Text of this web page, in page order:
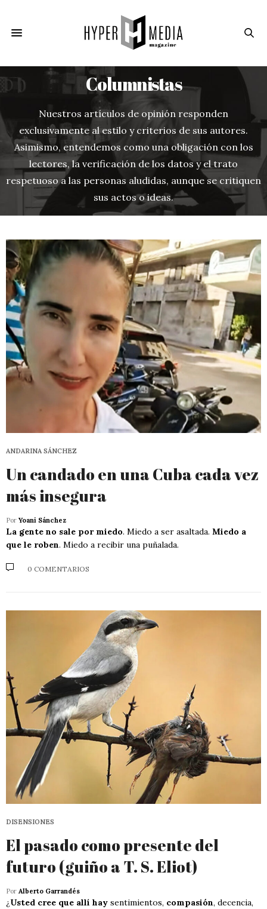
Columnistas
Nuestros artículos de opinión responden
exclusivamente al estilo y criterios de sus autores.
Asimismo, entendemos como una obligación con los
lectores, la verificación de los datos y el trato
respetuoso a las personas aludidas, aunque se critiquen
sus actos o ideas.
ANDARINA SÁNCHEZ
Un candado en una Cuba cada vez
más insegura
Por Yoani Sánchez
La gente no sale por miedo. Miedo a ser asaltada. Miedo a
que le roben. Miedo a recibir una puñalada.
0 COMENTARIOS
DISENSIONES
El pasado como presente del
futuro (guiño a T. S. Eliot)
Por Alberto Garrandés
¿Usted cree que allí hay sentimientos, compasión, decencia,